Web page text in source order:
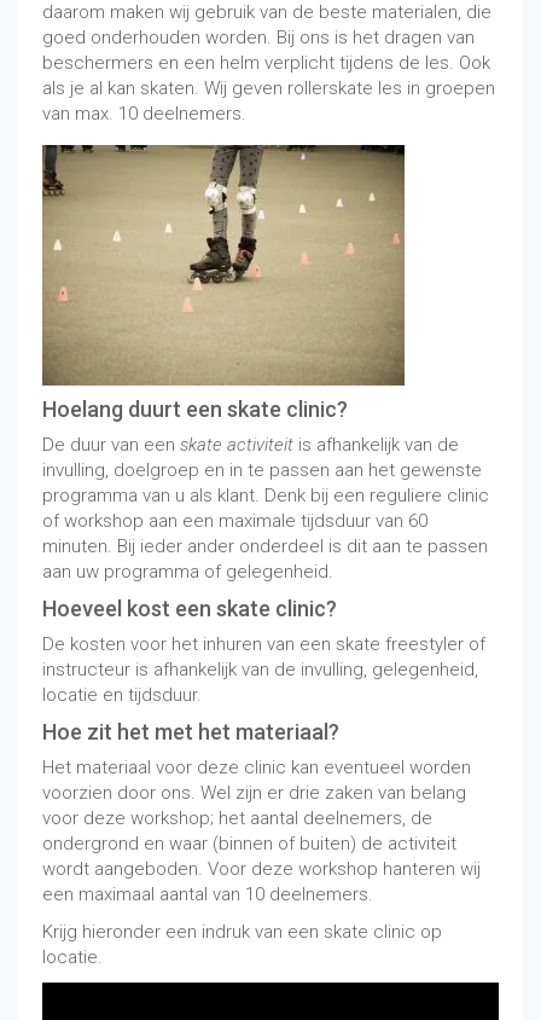
daarom maken wij gebruik van de beste materialen, die
goed onderhouden worden. Bij ons is het dragen van
beschermers en een helm verplicht tijdens de les. Ook
als je al kan skaten. Wij geven rollerskate les in groepen
van max. 10 deelnemers.
Hoelang duurt een skate clinic?
De duur van een skate activiteit is afhankelijk van de
invulling, doelgroep en in te passen aan het gewenste
programma van u als klant. Denk bij een reguliere clinic
of workshop aan een maximale tijdsduur van 60
minuten. Bij ieder ander onderdeel is dit aan te passen
aan uw programma of gelegenheid.
Hoeveel kost een skate clinic?
De kosten voor het inhuren van een skate freestyler of
instructeur is afhankelijk van de invulling, gelegenheid,
locatie en tijdsduur.
Hoe zit het met het materiaal?
Het materiaal voor deze clinic kan eventueel worden
voorzien door ons. Wel zijn er drie zaken van belang
voor deze workshop; het aantal deelnemers, de
ondergrond en waar (binnen of buiten) de activiteit
wordt aangeboden. Voor deze workshop hanteren wij
een maximaal aantal van 10 deelnemers.
Krijg hieronder een indruk van een skate clinic op
locatie.